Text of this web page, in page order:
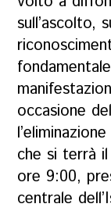
sull’ascolto,
occasione
che si terrà
ore 9:00,
centrale